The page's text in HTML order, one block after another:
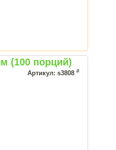
(100 порций)
Артикул: s3808 #